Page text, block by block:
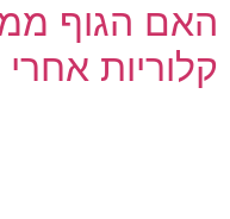
האם הגוף
קלוריות אחרי